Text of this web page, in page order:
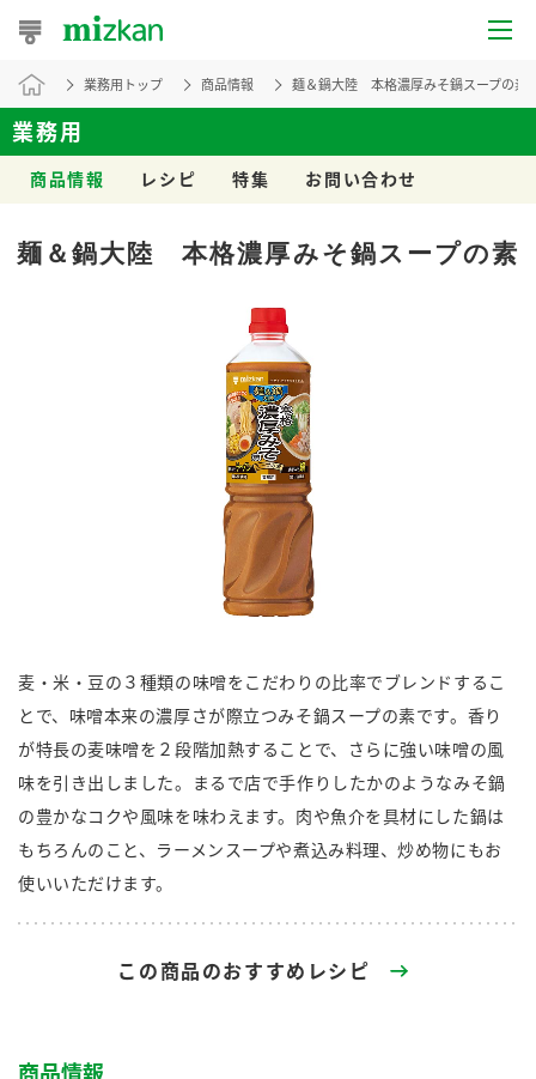
おうちレシピ
おすすめレシピ
レシピカテゴリ一覧
お酢ドリンク ぽん酢
みりん風・料理酒 鍋用調味料
つゆ たれ
キャンペーン情報
ブランド・スペシャルサイト
ブランド・スペシャルサイト トップ
商品ブランドサイト
Fibee（ファイビー）
お酢ドリンク
ぽん酢
国内事業概要
ミツカングループについて
採用情報
業務用トップ 商品情報 麺＆鍋大陸 本格濃厚みそ鍋スープの素
業務用
商品情報 レシピ 特集 お問い合わせ
麺＆鍋大陸 本格濃厚みそ鍋スープの素
麦・米・豆の３種類の味噌をこだわりの比率でブレンドするこ
とで、味噌本来の濃厚さが際立つみそ鍋スープの素です。香り
が特長の麦味噌を２段階加熱することで、さらに強い味噌の風
味を引き出しました。まるで店で手作りしたかのようなみそ鍋
の豊かなコクや風味を味わえます。肉や魚介を具材にした鍋は
もちろんのこと、ラーメンスープや煮込み料理、炒め物にもお
使いいただけます。
この商品のおすすめレシピ
商品情報